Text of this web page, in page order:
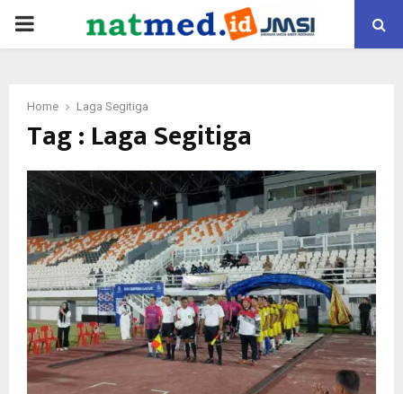
PRIMARY
Home Laga Segitiga
Tag : Laga Segitiga